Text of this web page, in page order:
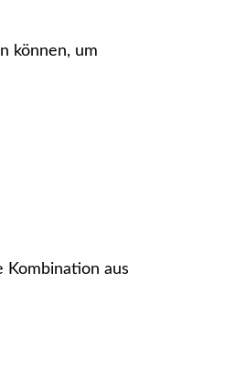
können, um
Kombination aus